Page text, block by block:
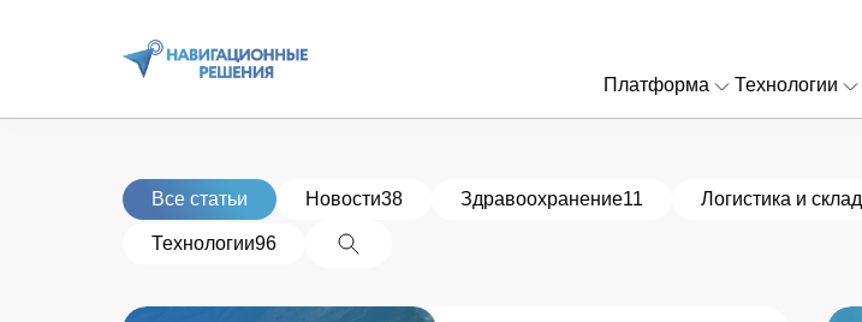
Платформа Технологии
Все статьи Новости38 Здравоохранение11 Логистика и склад
Технологии96